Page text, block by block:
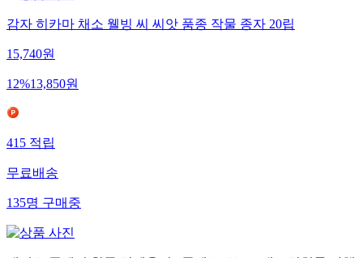
감자 히카마 채소 웰빙 씨 씨앗 품종 작물 종자 20립
15,740원
12%13,850원
415적립
무료배송
135명구매중